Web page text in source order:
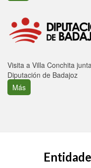
Visita a Villa Conchita
Diputación de Badajoz
Más